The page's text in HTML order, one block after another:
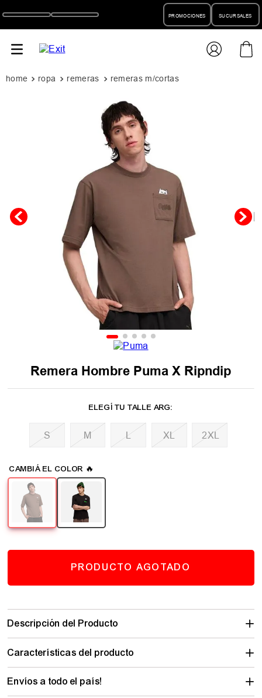
PROMOCIONES SUCURSALES
ropa remeras remeras m/cortas
Remera Hombre Puma X Ripndip
M L XL 2XL
PRODUCTO AGOTADO
Descripción del Producto
Características del producto
Envíos a todo el país!